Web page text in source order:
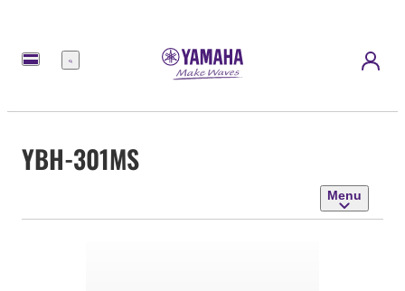
Menu
YBH-301MS
Menu